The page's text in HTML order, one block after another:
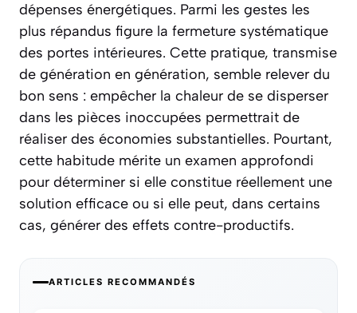
dépenses énergétiques. Parmi les gestes les
plus répandus figure la fermeture systématique
des portes intérieures. Cette pratique, transmise
de génération en génération, semble relever du
bon sens : empêcher la chaleur de se disperser
dans les pièces inoccupées permettrait de
réaliser des économies substantielles. Pourtant,
cette habitude mérite un examen approfondi
pour déterminer si elle constitue réellement une
solution efficace ou si elle peut, dans certains
cas, générer des effets contre-productifs.
ARTICLES RECOMMANDÉS